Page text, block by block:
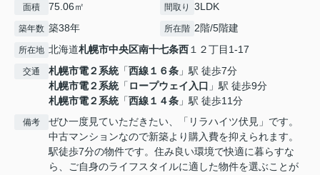
面積 75.06㎡ 間取り 3LDK
築年数 築38年 所在階 2階/5階建
所在地 北海道札幌市中央区南十七条西１２丁目1-17
交通 札幌市電２系統「西線１６条 」駅 徒歩7分
札幌市電２系統「 ロープウェイ入口 」駅 徒歩9分
札幌市電２系統「西線１４条 」駅 徒歩11分
備考
ぜひ一度見ていただきたい、「リラハイツ伏見」です。
中古マンションなので新築より購入費を抑えられます。
駅徒歩7分の物件です。住み良い環境で快適に暮らすな
ら、ご自身のライフスタイルに適した物件を選ぶことが